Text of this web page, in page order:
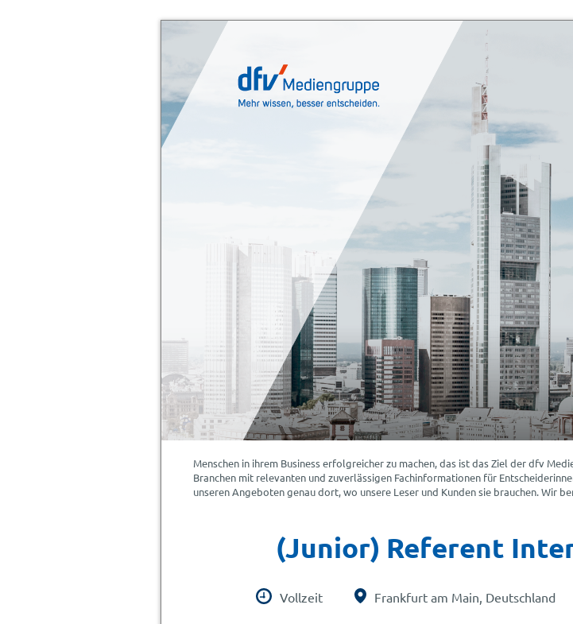
Menschen in ihrem Business erfolgreicher zu machen, das ist das Ziel der dfv
Branchen mit relevanten und zuverlässigen Fachinformationen für
unseren Angeboten genau dort, wo unsere Leser und Kunden sie brauchen. Wir
(Junior) Referent
Vollzeit Frankfurt am Main, Deutschland